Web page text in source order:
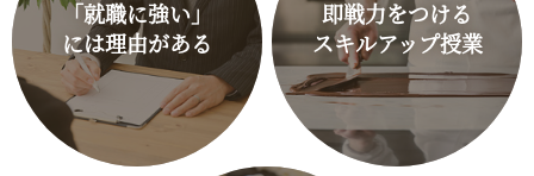
「就職に強い」
には理由がある
即戦力をつける
スキルアップ授業